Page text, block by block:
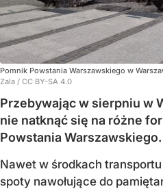
Pomnik Powstania Warszawskiego w
Zala / CC BY-SA 4.0
Przebywając w sierpniu w
nie natknąć się na różne
Powstania Warszawskiego.
Nawet w środkach
spoty nawołujące do